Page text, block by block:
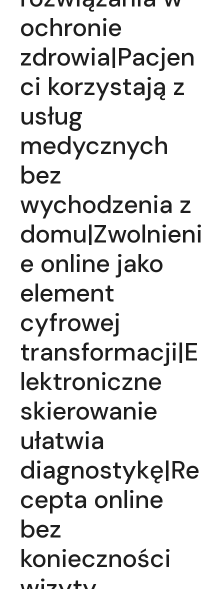
ochronie
zdrowia|Pacjen
ci korzystają z
usług
medycznych
bez
wychodzenia z
domu|Zwolnieni
e online jako
element
cyfrowej
transformacji|E
lektroniczne
skierowanie
ułatwia
diagnostykę|Re
cepta online
bez
konieczności